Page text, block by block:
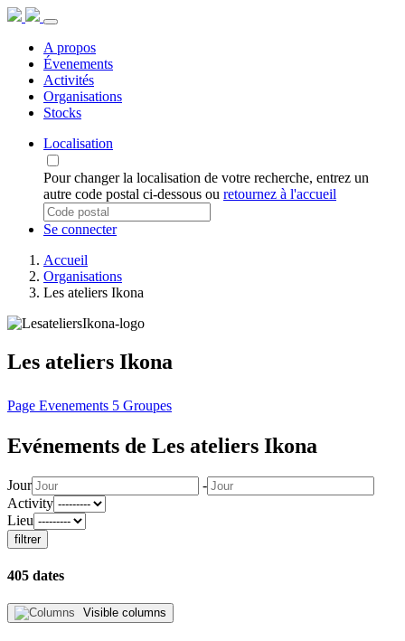
A propos
Évenements
Activités
Organisations
Stocks
Localisation
Pour changer la localisation de votre recherche, entrez un
autre code postal ci-dessous ou retournez à l'accueil
Se connecter
Accueil
Organisations
Les ateliers Ikona
Les ateliers Ikona
Page Evenements 5 Groupes
Evénements de Les ateliers Ikona
Jour
-
Activity
Lieu
filtrer
405 dates
Visible columns